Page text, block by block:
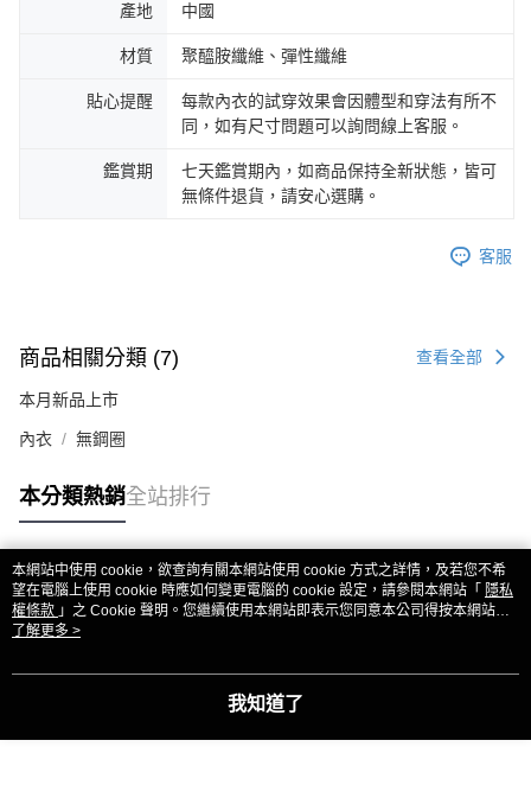
產地 中國
材質 聚醯胺纖維、彈性纖維
貼心提醒
每款內衣的試穿效果會因體型和穿法有所不
同，如有尺寸問題可以詢問線上客服。
鑑賞期
七天鑑賞期內，如商品保持全新狀態，皆可
無條件退貨，請安心選購。
客服
商品相關分類 (7) 查看全部
本月新品上市
內衣 無鋼圈
本分類熱銷全站排行
熱門標籤
本網站中使用 cookie，欲查詢有關本網站使用 cookie 方式之詳情，及若您不希
望在電腦上使用 cookie 時應如何變更電腦的 cookie 設定，請參閱本網站「 隱私
權條款 」之 Cookie 聲明。您繼續使用本網站即表示您同意本公司得按本網站使
用條款之 Cookie 聲明使用 cookie。
了解更多 >
我知道了